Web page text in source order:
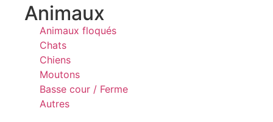
Animaux
Animaux floqués
Chats
Chiens
Moutons
Basse cour / Ferme
Autres